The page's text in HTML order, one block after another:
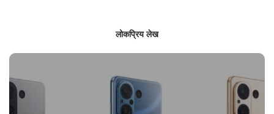
लोकप्रिय लेख